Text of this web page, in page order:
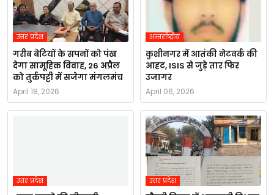
उत्तर प्रदेश
गरीब बेटियों के सपनों को पंख
देगा सामूहिक विवाह, 26 अप्रैल
को तुर्कपट्टी में सजेगा मंगलमंच
April 18, 2026
अन्तर्राष्ट्रीय
कुशीनगर में आतंकी नेटवर्क की
आहट, ISIS से जुड़े तार फिर
उजागर
April 06, 2026
उत्तर प्रदेश उत्तर प्रदेश